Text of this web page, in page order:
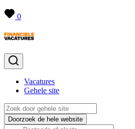
0
Vacatures
Gehele site